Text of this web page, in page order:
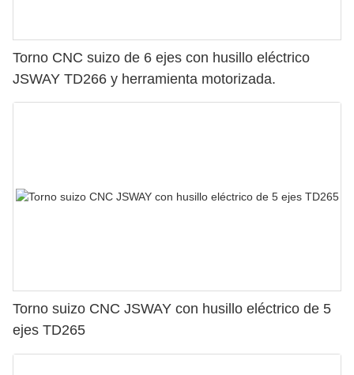
Torno CNC suizo de 6 ejes con husillo eléctrico
JSWAY TD266 y herramienta motorizada.
Torno suizo CNC JSWAY con husillo eléctrico de 5
ejes TD265